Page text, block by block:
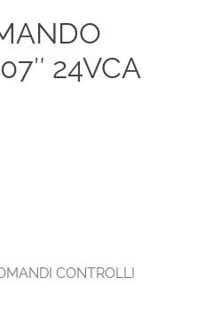
24VCA
CONTROLLI